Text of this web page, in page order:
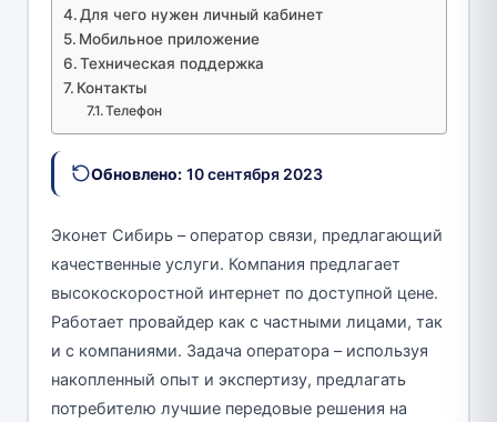
Для чего нужен личный кабинет
Мобильное приложение
Техническая поддержка
Контакты
Телефон
Обновлено: 10 сентября 2023
Эконет Сибирь – оператор связи, предлагающий
качественные услуги. Компания предлагает
высокоскоростной интернет по доступной цене.
Работает провайдер как с частными лицами, так
и с компаниями. Задача оператора – используя
накопленный опыт и экспертизу, предлагать
потребителю лучшие передовые решения на